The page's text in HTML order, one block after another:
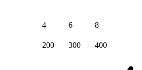
4 6
8
200 300 400